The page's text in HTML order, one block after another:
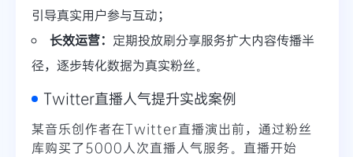
引导真实用户参与互动；
长效运营： 定期投放刷分享服务扩大内容传播半
径，逐步转化数据为真实粉丝。
Twitter直播人气提升实战案例
某音乐创作者在Twitter直播演出前，通过粉丝
库购买了5000人次直播人气服务。直播开始